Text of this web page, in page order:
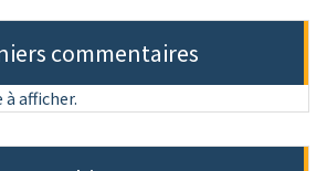
commentaires
afficher.